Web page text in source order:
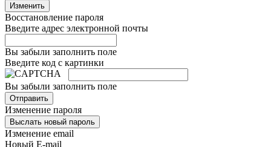
Изменить
Восстановление пароля
Введите адрес электронной почты
Вы забыли заполнить поле
Введите код с картинки
Вы забыли заполнить поле
Отправить
Изменение пароля
Выслать новый пароль
Изменение email
Новый E-mail